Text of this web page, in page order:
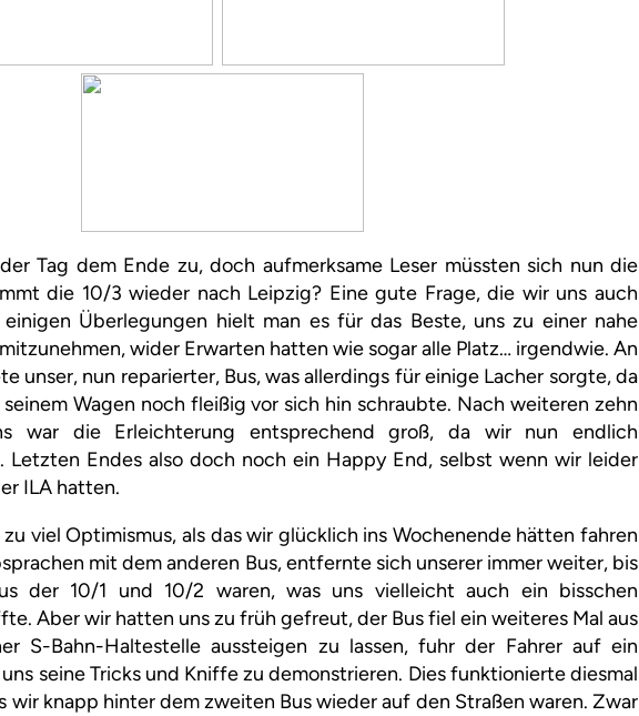
Tag dem Ende zu, doch aufmerksame Leser müssten sich nun die
die 10/3 wieder nach Leipzig? Eine gute Frage, die wir uns auch
Überlegungen hielt man es für das Beste, uns zu einer nahe
wider Erwarten hatten wie sogar alle Platz… irgendwie. An
unser, nun reparierter, Bus, was allerdings für einige Lacher sorgte, da
Wagen noch fleißig vor sich hin schraubte. Nach weiteren zehn
war die Erleichterung entsprechend groß, da wir nun endlich
Letzten Endes also doch noch ein Happy End, selbst wenn wir leider
ILA hatten.
viel Optimismus, als das wir glücklich ins Wochenende hätten fahren
mit dem anderen Bus, entfernte sich unserer immer weiter, bis
der 10/1 und 10/2 waren, was uns vielleicht auch ein bisschen
Aber wir hatten uns zu früh gefreut, der Bus fiel ein weiteres Mal aus
S-Bahn-Haltestelle aussteigen zu lassen, fuhr der Fahrer auf ein
seine Tricks und Kniffe zu demonstrieren. Dies funktionierte diesmal
wir knapp hinter dem zweiten Bus wieder auf den Straßen waren. Zwar